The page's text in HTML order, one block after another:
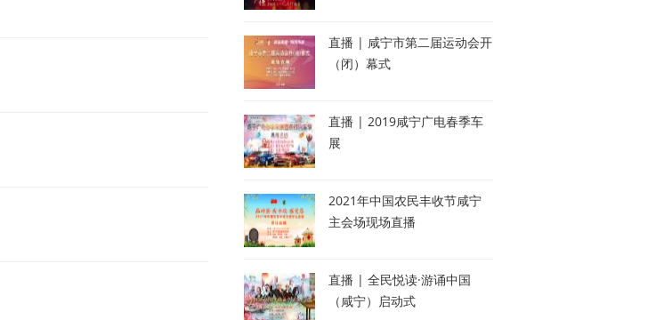
直播 | 咸宁市第二届运动会开
（闭）幕式
直播 | 2019咸宁广电春季车
展
2021年中国农民丰收节咸宁
主会场现场直播
直播 | 全民悦读·游诵中国
（咸宁）启动式